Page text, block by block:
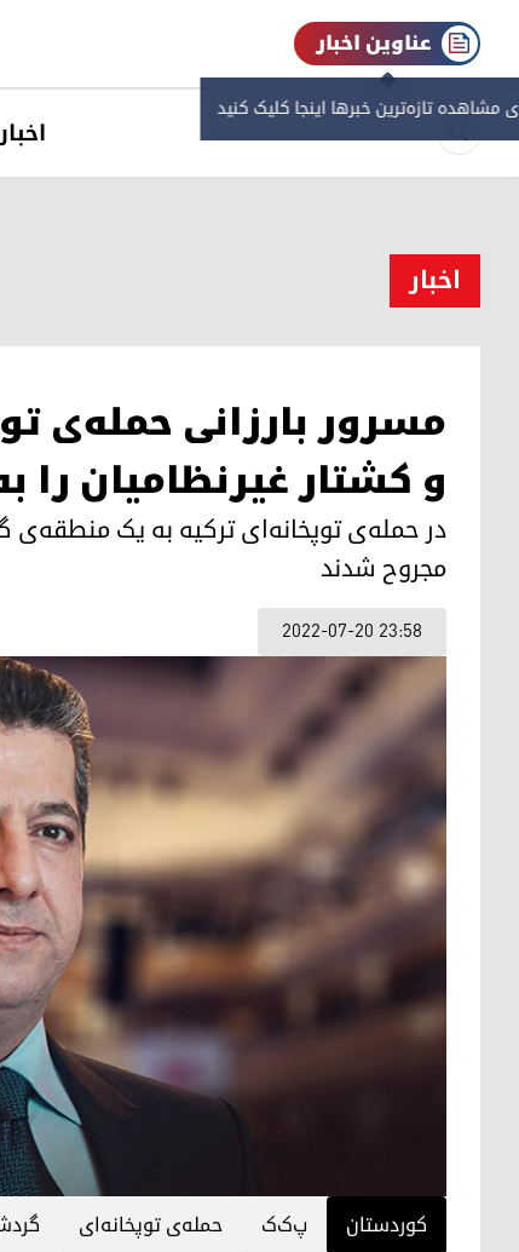
عناوین اخبار
مشاهده‌ تازه‌ترین خبرها اینجا کلیک کنید
اخبار
مسرور بارزانی حمله‌ی
و کشتار غیرنظامیان
در حمله‌ی توپخانه‌ای ترکیه به یک
مجروح شدند
2022-07-20 23:58
کوردستان پ‌ک‌ک حمله‌ی توپخانه‌ای